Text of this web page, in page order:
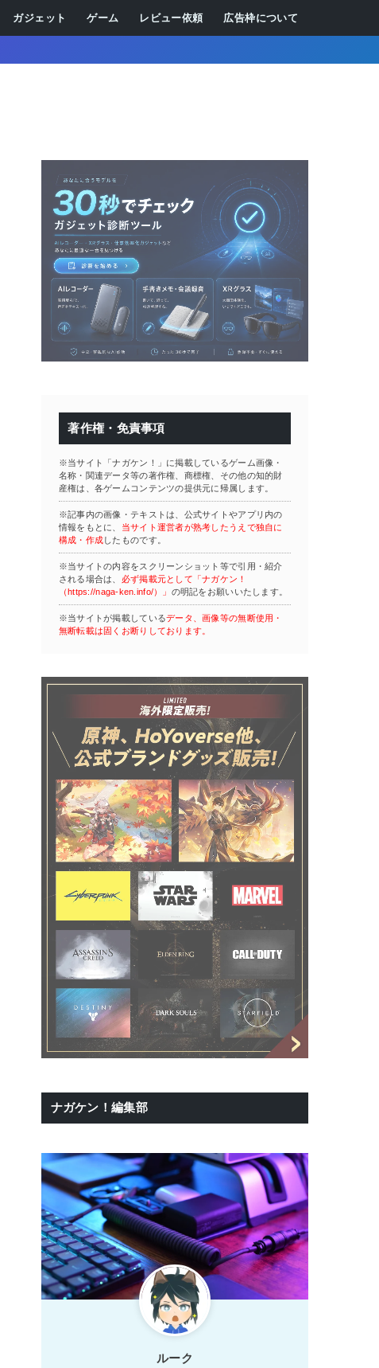
ガジェット ゲーム レビュー依頼 広告枠について
著作権・免責事項
※当サイト「ナガケン！」に掲載しているゲーム画像・
名称・関連データ等の著作権、商標権、その他の知的財
産権は、各ゲームコンテンツの提供元に帰属します。
※記事内の画像・テキストは、公式サイトやアプリ内の
情報をもとに、
当サイト運営者が熟考したうえで独自に
構成・作成したものです。
※当サイトの内容をスクリーンショット等で引用・紹介
される場合は、
必ず掲載元として「ナガケン！
（https://naga-ken.info/）」 の明記をお願いいたします。
※当サイトが掲載しているデータ、画像等の無断使用・
無断転載は固くお断りしております。
ナガケン！編集部
ルーク